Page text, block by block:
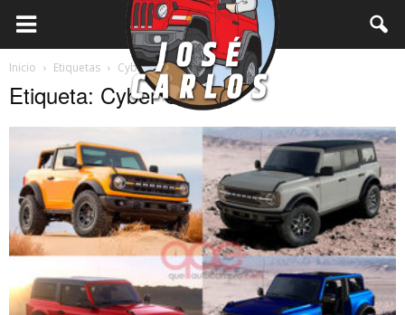
Inicio Etiquetas Cyber Orange
Etiqueta: Cyber Orange